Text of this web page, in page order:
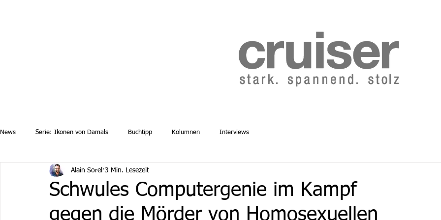
News Serie: Ikonen von Damals Buchtipp Kolumnen Interviews
Schwules Computergenie im Kampf
gegen die Mörder von Homosexuellen
Alain Sorel 3 Min. Lesezeit